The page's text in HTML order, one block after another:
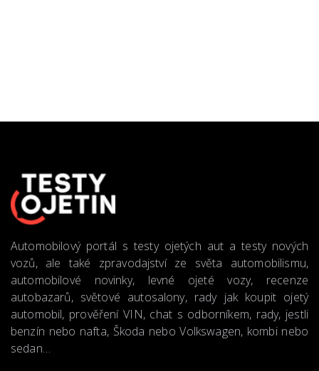
Automobilový portál s testy ojetých aut a testy nových
vozů, ale také zpravodajství ze světa automobilismu,
automobilové novinky, levné ojeté vozy, recenze
autobazarů, světové autosalony, rady jak koupit ojetý
automobil, prověření VIN, chat s odborníkem, rady, jestli
benzín nebo nafta, Škoda nebo Volkswagen, kombi nebo
sedan…